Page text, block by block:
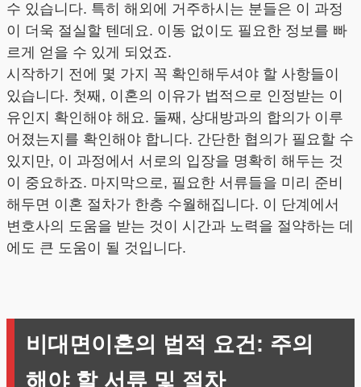
수 있습니다. 특히 해외에 거주하시는 분들은 이 과정
이 더욱 절실할 텐데요. 이동 없이도 필요한 정보를 빠
르게 얻을 수 있게 되었죠.
시작하기 전에 몇 가지 꼭 확인해두셔야 할 사항들이
있습니다. 첫째, 이혼의 이유가 법적으로 인정받는 이
유인지 확인해야 해요. 둘째, 상대방과의 합의가 이루
어졌는지를 확인해야 합니다. 간단한 협의가 필요할 수
있지만, 이 과정에서 서로의 입장을 명확히 해두는 것
이 중요하죠. 마지막으로, 필요한 서류들을 미리 준비
해두면 이혼 절차가 한층 수월해집니다. 이 단계에서
변호사의 도움을 받는 것이 시간과 노력을 절약하는 데
에도 큰 도움이 될 것입니다.
비대면이혼의 법적 요건: 주의
해야 할 서류 및 절차